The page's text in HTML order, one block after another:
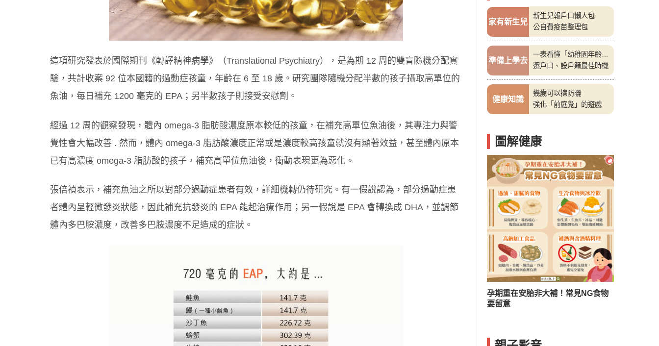
這項研究發表於國際期刊《轉譯精神病學》（Translational Psychiatry），是為期 12 周的雙盲隨機分配實
驗，共計收案 92 位本國籍的過動症孩童，年齡在 6 至 18 歲。研究團隊隨機分配半數的孩子攝取高單位的
魚油，每日補充 1200 毫克的 EPA；另半數孩子則接受安慰劑。
經過 12 周的觀察發現，體內 omega-3 脂肪酸濃度原本較低的孩童，在補充高單位魚油後，其專注力與警
覺性會大幅改善 . 然而，體內 omega-3 脂肪酸濃度正常或是濃度較高孩童就沒有顯著效益，甚至體內原本
已有高濃度 omega-3 脂肪酸的孩子，補充高單位魚油後，衝動表現更為惡化。
張倍禎表示，補充魚油之所以對部分過動症患者有效，詳細機轉仍待研究。有一假說認為，部分過動症患
者體內呈輕微發炎狀態，因此補充抗發炎的 EPA 能起治療作用；另一假說是 EPA 會轉換成 DHA，並調節
體內多巴胺濃度，改善多巴胺濃度不足造成的症狀。
家有新生兒
新生兒報戶口懶人包
公自費疫苗整理包
準備上學去
一表看懂「幼稚園年齡
表」
遷戶口、設戶籍最佳時機
健康知識
幾歲可以擦防曬
強化「前庭覺」的遊戲
圖解健康
孕期重在安胎非大補！常見NG食物
要留意
選對牙膏防蛀牙！兒童潔牙３原則 腸病毒傳染力強！４招保護孩童